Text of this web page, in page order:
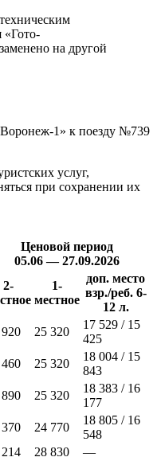
«Гото-
на другой
1» к поезду №739
услуг,
при сохранении их
Ценовой период
05.06 — 27.09.2026
2-
1-
местное
доп. место
взр./реб. 6-
12 л.
25 320
17 529 / 15
425
25 320
18 004 / 15
843
25 320
18 383 / 16
177
24 770
18 805 / 16
548
28 830
—